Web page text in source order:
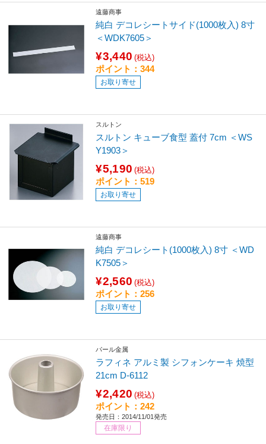
遠藤商事
純白 デコレシートサイド(1000枚入) 8寸
＜WDK7605＞
¥3,440 (税込)
ポイント：344
お取り寄せ
スルトン
スルトン キューブ食型 蓋付 7cm ＜WS
Y1903＞
¥5,190 (税込)
ポイント：519
お取り寄せ
遠藤商事
純白 デコレシート(1000枚入) 8寸 ＜WD
K7505＞
¥2,560 (税込)
ポイント：256
お取り寄せ
パール金属
ラフィネ アルミ製 シフォンケーキ 焼型
21cm D-6112
¥2,420 (税込)
ポイント：242
発売日：2014/11/01発売
在庫限り